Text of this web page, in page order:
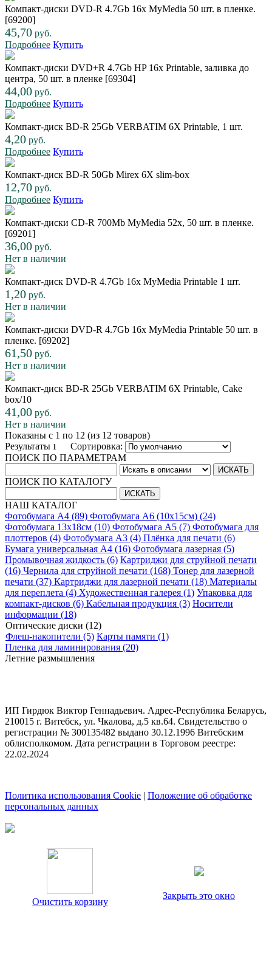
Компакт-диски DVD-R 4.7Gb 16x MyMedia 50 шт. в пленке.
[69200]
45,70 руб.
Подробнее Купить
Компакт-диски DVD+R 4.7Gb HP 16x Printable, заливка до
центра, 50 шт. в пленке [69304]
44,00 руб.
Подробнее Купить
Компакт-диск BD-R 25Gb VERBATIM 6Х Printable, 1 шт.
4,20 руб.
Подробнее Купить
Компакт-диск BD-R 50Gb Mirex 6Х slim-box
12,70 руб.
Подробнее Купить
Компакт-диски CD-R 700Mb MyMedia 52x, 50 шт. в пленке.
[69201]
36,00 руб.
Нет в наличии
Компакт-диск DVD-R 4.7Gb 16x MyMedia Printable 1 шт.
1,20 руб.
Нет в наличии
Компакт-диски DVD-R 4.7Gb 16x MyMedia Printable 50 шт. в
пленке. [69202]
61,50 руб.
Нет в наличии
Компакт-диск BD-R 25Gb VERBATIM 6Х Printable, Cake
box/10
41,00 руб.
Нет в наличии
Показаны с 1 по 12 (из 12 товаров)
Результаты 1
Сортировка:
ПОИСК ПО ПАРАМЕТРАМ
ПОИСК ПО КАТАЛОГУ
НАШ КАТАЛОГ
Фотобумага A4 (89) Фотобумага A6 (10х15см) (24)
Фотобумага 13х18см (10) Фотобумага A5 (7) Фотобумага для
плоттеров (4) Фотобумага A3 (4) Плёнка для печати (6)
Бумага универсальная A4 (16) Фотобумага лазерная (5)
Промывочная жидкость (6) Картриджи для струйной печати
(16) Чернила для струйной печати (168) Тонер для лазерной
печати (37) Картриджи для лазерной печати (18) Материалы
для переплета (4) Художественная галерея (1) Упаковка для
компакт-дисков (6) Кабельная продукция (3) Носители
информации (18)
Оптические диски (12)
Флеш-накопители (5) Карты памяти (1)
Пленка для ламинирования (20)
Летние размышления
ИП Гирдюк Виктор Геннадьевич. Адрес-Республика Беларусь,
210015 г. Витебск, ул. Чкалова, д.5 кв.64. Свидетельство о
регистрации № 300135482 выдано 30.12.1996 Витебским
облисполкомом. Дата регистрации в Торговом реестре:
22.02.2024
Политика использования Cookie | Положение об обработке
персональных данных
Очистить корзину
Закрыть это окно